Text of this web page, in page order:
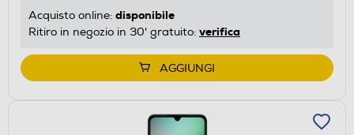
Acquisto online: disponibile
Ritiro in negozio in 30' gratuito: verifica
AGGIUNGI